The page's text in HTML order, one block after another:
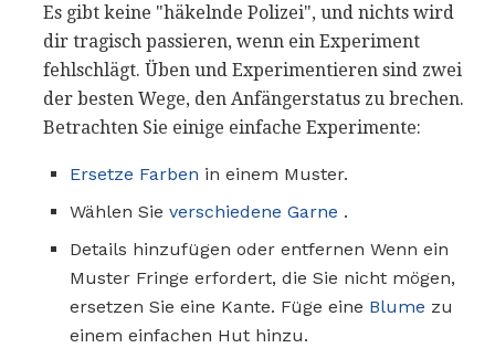
Es gibt keine "häkelnde Polizei", und nichts wird
dir tragisch passieren, wenn ein Experiment
fehlschlägt. Üben und Experimentieren sind zwei
der besten Wege, den Anfängerstatus zu brechen.
Betrachten Sie einige einfache Experimente:
Ersetze Farben in einem Muster.
Wählen Sie verschiedene Garne .
Details hinzufügen oder entfernen Wenn ein
Muster Fringe erfordert, die Sie nicht mögen,
ersetzen Sie eine Kante. Füge eine Blume zu
einem einfachen Hut hinzu.